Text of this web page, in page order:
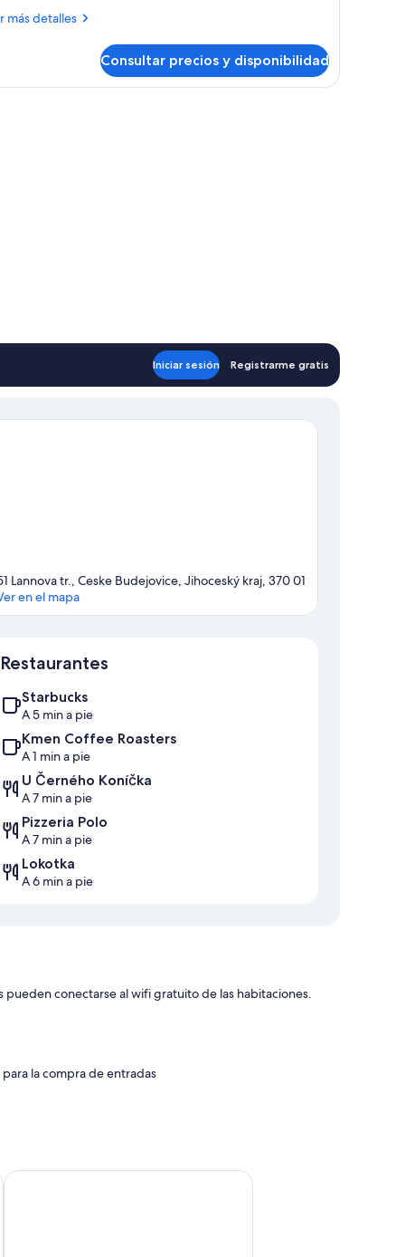
más detalles
Consultar precios y disponibilidad
cama
Iniciar sesión Registrarme gratis
Lannova tr., Ceske Budejovice, Jihoceský kraj, 370 01
en el mapa
Restaurantes
Starbucks
A 5 min a pie
Kmen Coffee Roasters
A 1 min a pie
U Černého Koníčka
A 7 min a pie
Pizzeria Polo
A 7 min a pie
Lokotka
A 6 min a pie
conectarse al wifi gratuito de las habitaciones.
la compra de entradas
Penzion 4 Dvory